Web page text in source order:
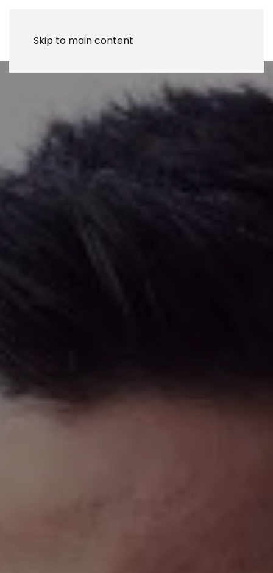
Skip to main content